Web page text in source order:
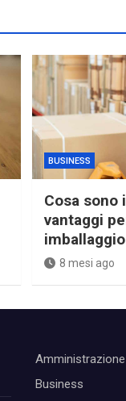
BUSINESS
Cosa sono
vantaggi
imballaggio
8 mesi ago
Amministrazione
Business